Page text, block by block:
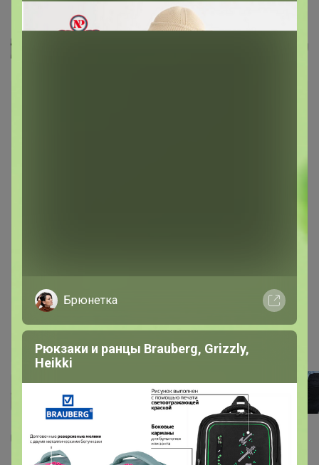
3
Брюнетка
Рюкзаки и ранцы Brauberg, Grizzly,
Heikki